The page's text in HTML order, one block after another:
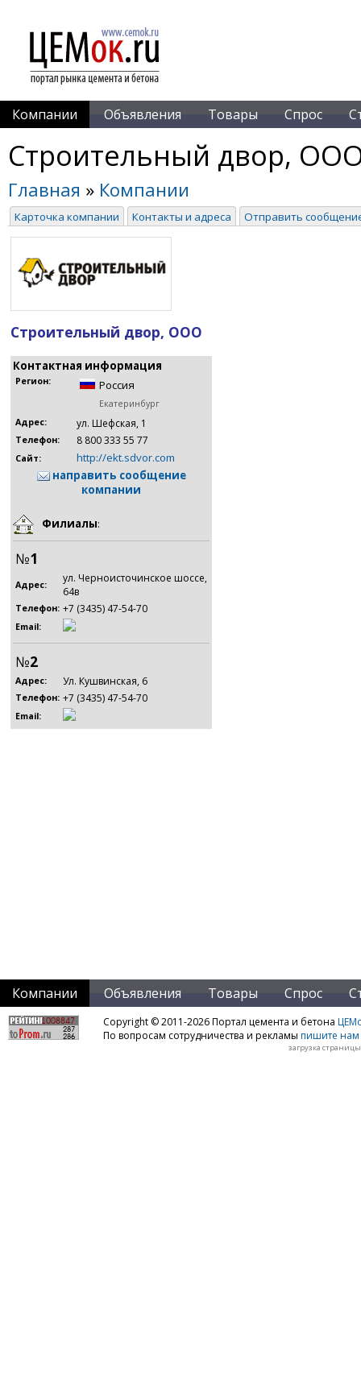
Компании Объявления Товары Спрос
Строительный двор,
Главная » Компании
Карточка компании Контакты и адреса Отправить
Строительный двор, ООО
Контактная информация
Регион: Россия
Екатеринбург
Адрес:
ул. Шефская, 1
Телефон: 8 800 333 55 77
Сайт:
http://ekt.sdvor.com
направить сообщение
компании
Филиалы:
№1
Адрес:
ул. Черноисточинское шоссе,
64в
Телефон: +7 (3435) 47-54-70
Email:
№2
Адрес: Ул. Кушвинская, 6
Телефон: +7 (3435) 47-54-70
Email:
Компании Объявления Товары Спрос
Copyright © 2011-2026 Портал цемента и бетона
По вопросам сотрудничества и рекламы пишите нам
загрузка